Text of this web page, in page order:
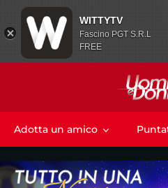
Adotta un amico
WITTYTV
Fascino PGT S.R.L
FREE